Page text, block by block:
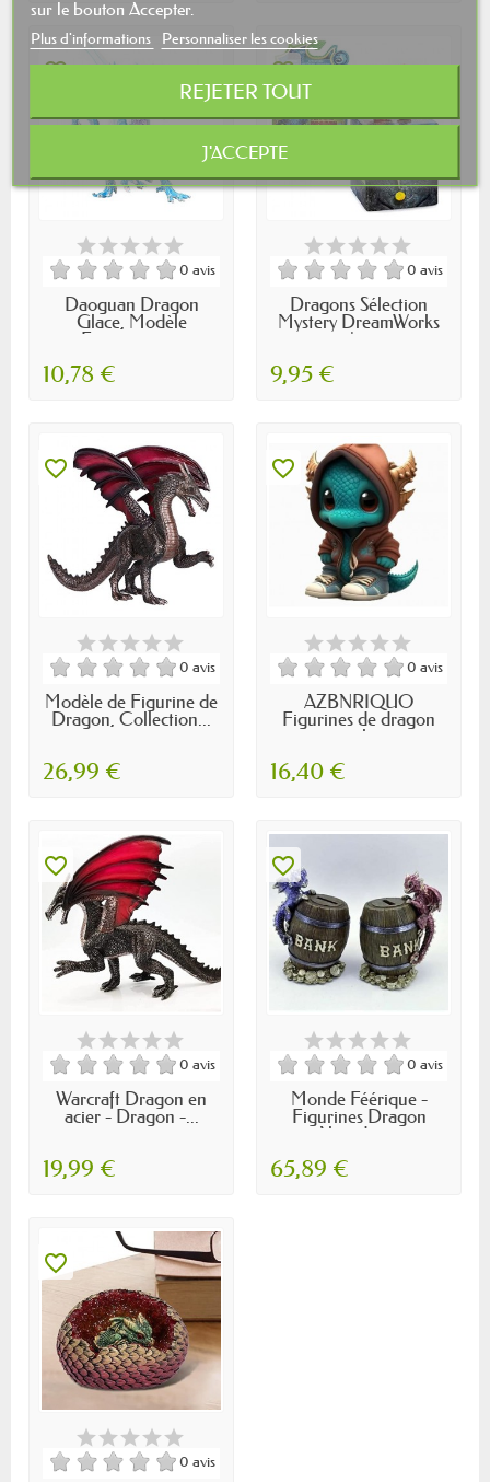
favorite_border
0 avis
Daoguan Dragon
Glace, Modèle
Fantastique...
10,78 €
favorite_border
0 avis
Dragons Sélection
Mystery DreamWorks
|...
9,95 €
favorite_border
0 avis
Modèle de Figurine de
Dragon, Collection...
26,99 €
favorite_border
0 avis
AZBNRIQUO
Figurines de dragon
cool,...
16,40 €
favorite_border
0 avis
Warcraft Dragon en
acier - Dragon -...
19,99 €
favorite_border
0 avis
Monde Féérique -
Figurines Dragon
Abondance
65,89 €
favorite_border
0 avis
sur le bouton Accepter.
Plus d'informations Personnaliser les cookies
REJETER TOUT
J'ACCEPTE